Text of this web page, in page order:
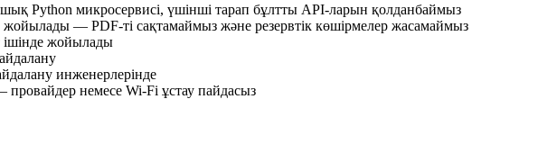
Python микросервисі, үшінші тарап бұлтты API-ларын қолданбаймыз
жойылады — PDF-ті сақтамаймыз және резервтік көшірмелер жасамаймыз
ішінде жойылады
инженерлерінде
немесе Wi-Fi ұстау пайдасыз